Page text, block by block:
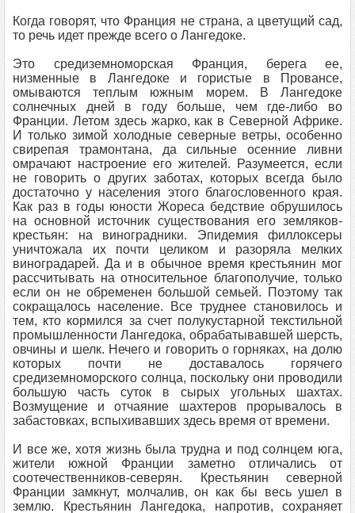
Когда говорят, что Франция не страна, а цветущий сад,
то речь идет прежде всего о Лангедоке.
Это средиземноморская Франция, берега ее,
низменные в Лангедоке и гористые в Провансе,
омываются теплым южным морем. В Лангедоке
солнечных дней в году больше, чем где-либо во
Франции. Летом здесь жарко, как в Северной Африке.
И только зимой холодные северные ветры, особенно
свирепая трамонтана, да сильные осенние ливни
омрачают настроение его жителей. Разумеется, если
не говорить о других заботах, которых всегда было
достаточно у населения этого благословенного края.
Как раз в годы юности Жореса бедствие обрушилось
на основной источник существования его земляков-
крестьян: на виноградники. Эпидемия филлоксеры
уничтожала их почти целиком и разоряла мелких
виноградарей. Да и в обычное время крестьянин мог
рассчитывать на относительное благополучие, только
если он не обременен большой семьей. Поэтому так
сокращалось население. Все труднее становилось и
тем, кто кормился за счет полукустарной текстильной
промышленности Лангедока, обрабатывавшей шерсть,
овчины и шелк. Нечего и говорить о горняках, на долю
которых почти не доставалось горячего
средиземноморского солнца, поскольку они проводили
большую часть суток в сырых угольных шахтах.
Возмущение и отчаяние шахтеров прорывалось в
забастовках, вспыхивавших здесь время от времени.
И все же, хотя жизнь была трудна и под солнцем юга,
жители южной Франции заметно отличались от
соотечественников-северян. Крестьянин северной
Франции замкнут, молчалив, он как бы весь ушел в
землю. Крестьянин Лангедока, напротив, сохраняет